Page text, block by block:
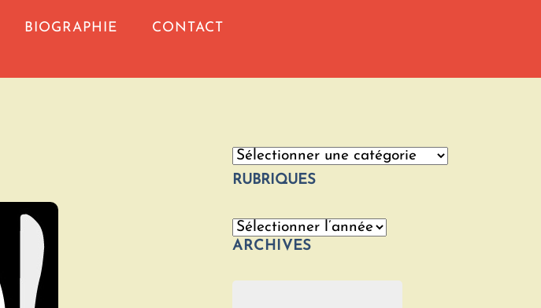
BIOGRAPHIE CONTACT
Catégories
RUBRIQUES
Archives
ARCHIVES